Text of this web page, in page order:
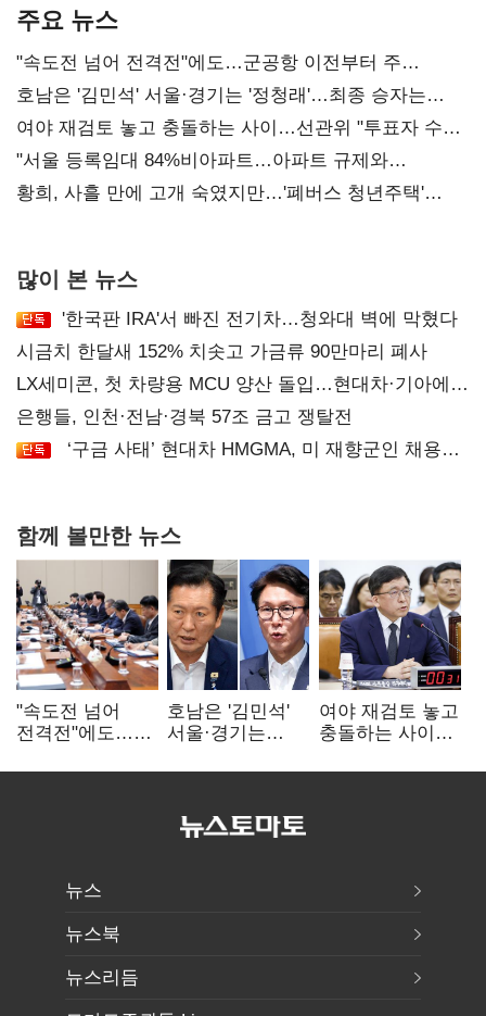
주요 뉴스
"속도전 넘어 전격전"에도…군공항 이전부터 주
52시간까지 '뇌관'
호남은 '김민석' 서울·경기는 '정청래'…최종 승자는
'안갯속'
여야 재검토 놓고 충돌하는 사이…선관위 "투표자 수
오차 당연"
"서울 등록임대 84%비아파트…아파트 규제와
달리해야"
황희, 사흘 만에 고개 숙였지만…'폐버스 청년주택'
많이 본 뉴스
'한국판 IRA'서 빠진 전기차…청와대 벽에 막혔다
시금치 한달새 152% 치솟고 가금류 90만마리 폐사
LX세미콘, 첫 차량용 MCU 양산 돌입…현대차·기아에
공급
은행들, 인천·전남·경북 57조 금고 쟁탈전
‘구금 사태’ 현대차 HMGMA, 미 재향군인 채용
함께 볼만한 뉴스
"속도전 넘어
전격전"에도…
주 52시간까지
호남은 '김민석'
서울·경기는
승자는 '안갯속'
여야 재검토 놓고
충돌하는 사이…
수 오차 당연"
뉴스
뉴스북
뉴스리듬